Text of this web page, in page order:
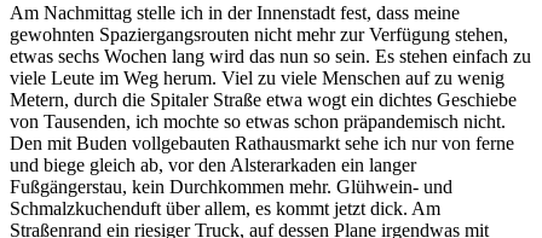
Am Nachmittag stelle ich in der Innenstadt fest, dass meine
gewohnten Spaziergangsrouten nicht mehr zur Verfügung stehen,
etwas sechs Wochen lang wird das nun so sein. Es stehen einfach zu
viele Leute im Weg herum. Viel zu viele Menschen auf zu wenig
Metern, durch die Spitaler Straße etwa wogt ein dichtes Geschiebe
von Tausenden, ich mochte so etwas schon präpandemisch nicht.
Den mit Buden vollgebauten Rathausmarkt sehe ich nur von ferne
und biege gleich ab, vor den Alsterarkaden ein langer
Fußgängerstau, kein Durchkommen mehr. Glühwein- und
Schmalzkuchenduft über allem, es kommt jetzt dick. Am
Straßenrand ein riesiger Truck, auf dessen Plane irgendwas mit